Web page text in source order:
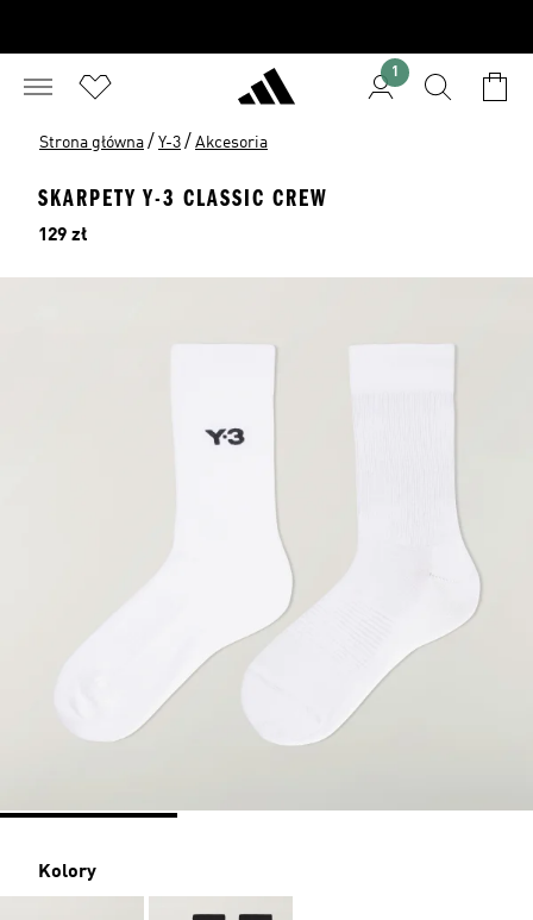
1
Strona główna / Y-3 / Akcesoria
SKARPETY Y-3 CLASSIC CREW
Cena
129 zł
Kolory